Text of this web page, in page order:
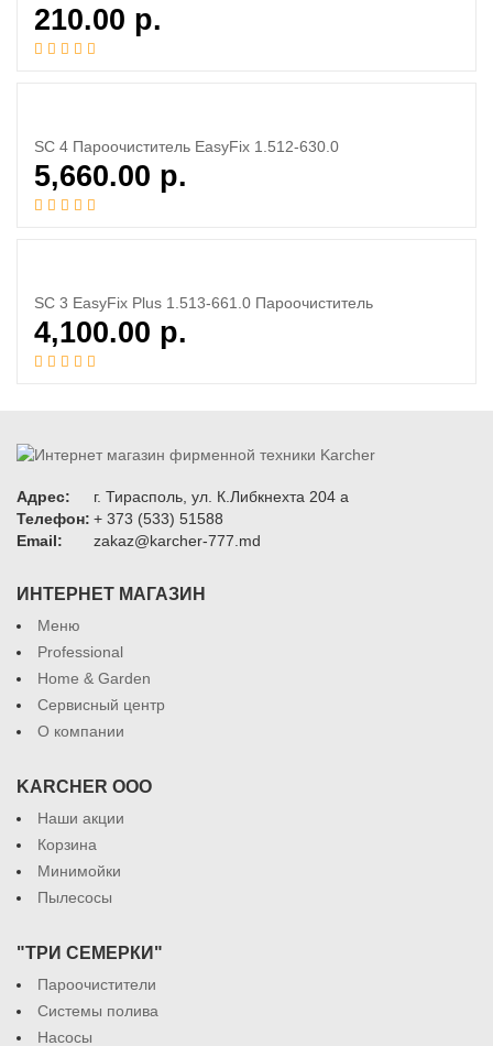
210.00 р.
SC 4 Пароочиститель EasyFix 1.512-630.0
5,660.00 р.
SC 3 EasyFix Plus 1.513-661.0 Пароочиститель
4,100.00 р.
Адрес:
г. Тирасполь, ул. К.Либкнехта 204 а
Телефон: + 373 (533) 51588
Email:
zakaz@karcher-777.md
ИНТЕРНЕТ МАГАЗИН
Меню
Professional
Home & Garden
Сервисный центр
О компании
KARCHER ООО
Наши акции
Корзина
Минимойки
Пылесосы
"ТРИ СЕМЕРКИ"
Пароочистители
Системы полива
Насосы